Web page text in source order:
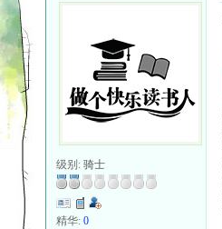
级别: 骑士
精华: 0